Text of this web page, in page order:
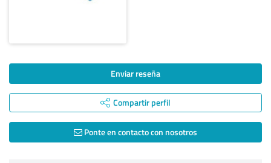
Enviar reseña
Compartir perfil
Ponte en contacto con nosotros